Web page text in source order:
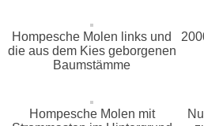
Hompesche Molen links und
die aus dem Kies geborgenen
Baumstämme
Hompesche Molen mit